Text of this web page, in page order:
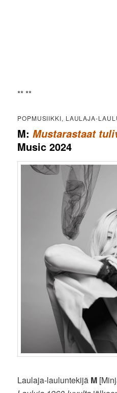
** **
POPMUSIIKKI, LAULAJA-
M:Mustarastaat
Music 2024
Laulaja-lauluntekijä M